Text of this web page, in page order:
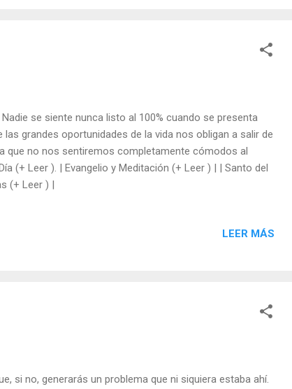
se siente nunca listo al 100% cuando se presenta
grandes oportunidades de la vida nos obligan a salir de
que no nos sentiremos completamente cómodos al
(+ Leer ). | Evangelio y Meditación (+ Leer ) | | Santo del
(+ Leer ) |
LEER MÁS
si no, generarás un problema que ni siquiera estaba ahí.